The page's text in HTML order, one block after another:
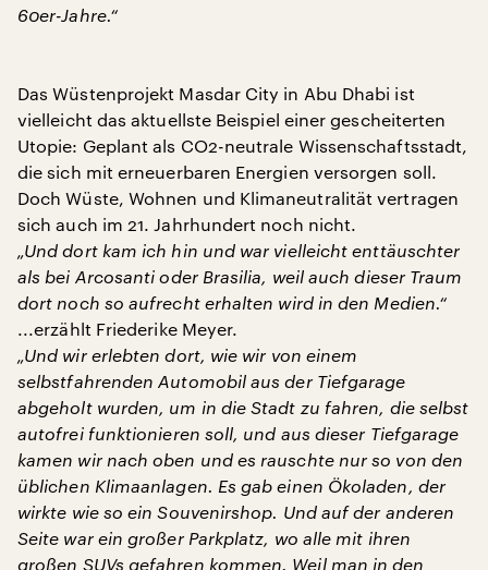
60er-Jahre.“
Das Wüstenprojekt Masdar City in Abu Dhabi ist
vielleicht das aktuellste Beispiel einer gescheiterten
Utopie: Geplant als CO2-neutrale Wissenschaftsstadt,
die sich mit erneuerbaren Energien versorgen soll.
Doch Wüste, Wohnen und Klimaneutralität vertragen
sich auch im 21. Jahrhundert noch nicht.
„Und dort kam ich hin und war vielleicht enttäuschter
als bei Arcosanti oder Brasilia, weil auch dieser Traum
dort noch so aufrecht erhalten wird in den Medien.“
...erzählt Friederike Meyer.
„Und wir erlebten dort, wie wir von einem
selbstfahrenden Automobil aus der Tiefgarage
abgeholt wurden, um in die Stadt zu fahren, die selbst
autofrei funktionieren soll, und aus dieser Tiefgarage
kamen wir nach oben und es rauschte nur so von den
üblichen Klimaanlagen. Es gab einen Ökoladen, der
wirkte wie so ein Souvenirshop. Und auf der anderen
Seite war ein großer Parkplatz, wo alle mit ihren
großen SUVs gefahren kommen. Weil man in den